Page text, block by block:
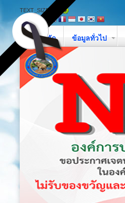
TEXT_SIZE
หน้าหลัก ข้อมูลทั่วไป